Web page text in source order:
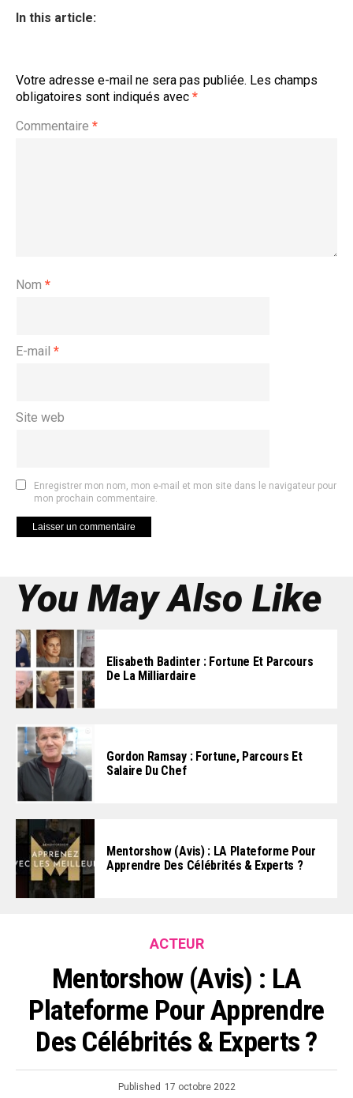
In this article:
Votre adresse e-mail ne sera pas publiée. Les champs
obligatoires sont indiqués avec *
Commentaire *
Nom *
E-mail *
Site web
Enregistrer mon nom, mon e-mail et mon site dans le navigateur pour
mon prochain commentaire.
You May Also Like
Elisabeth Badinter : Fortune Et Parcours
De La Milliardaire
Gordon Ramsay : Fortune, Parcours Et
Salaire Du Chef
Mentorshow (Avis) : LA Plateforme Pour
Apprendre Des Célébrités & Experts ?
ACTEUR
Mentorshow (Avis) : LA
Plateforme Pour Apprendre
Des Célébrités & Experts ?
Published 17 octobre 2022